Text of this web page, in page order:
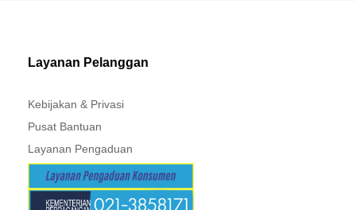
Layanan Pelanggan
Kebijakan & Privasi
Pusat Bantuan
Layanan Pengaduan